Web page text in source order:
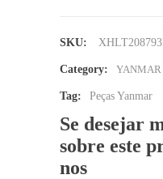
SKU:
Category: YANMAR
Tag: Peças Yanmar
Se desejar
sobre este
nos